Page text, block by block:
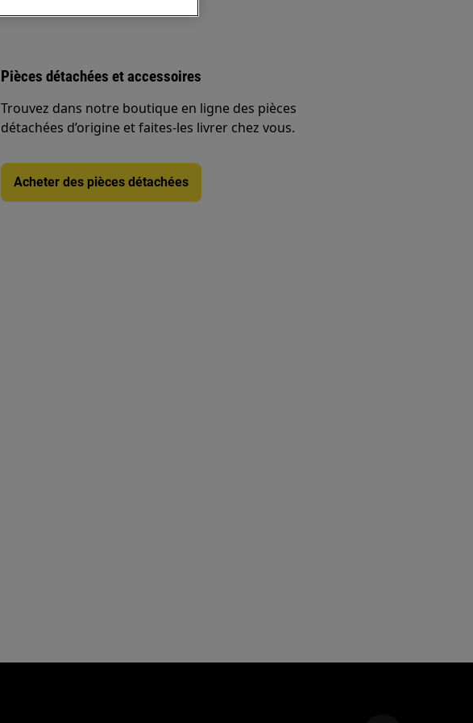
Pièces détachées et accessoires
Trouvez dans notre boutique en ligne des pièces
détachées d’origine et faites-les livrer chez vous.
Acheter des pièces détachées